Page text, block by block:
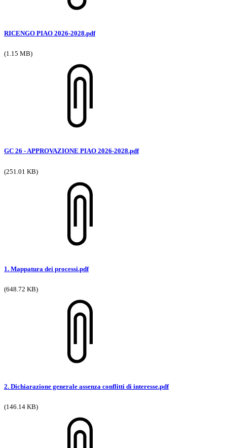
RICENGO PIAO 2026-2028.pdf
(1.15 MB)
GC 26 - APPROVAZIONE PIAO 2026-2028.pdf
(251.01 KB)
1. Mappatura dei processi.pdf
(648.72 KB)
2. Dichiarazione generale assenza conflitti di interesse.pdf
(146.14 KB)